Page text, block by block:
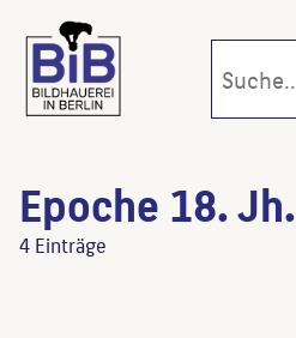
Epoche 18. Jh.
4 Einträge